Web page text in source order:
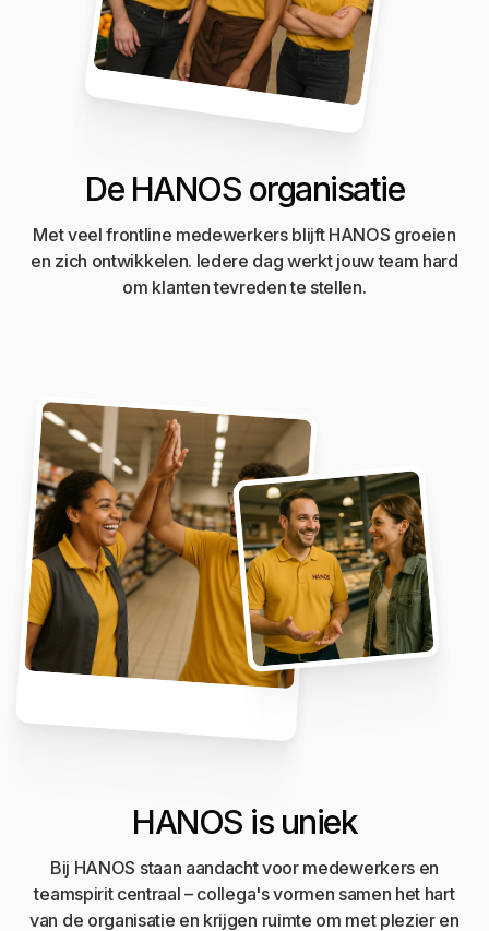
De HANOS organisatie
Met veel frontline medewerkers blijft HANOS groeien
en zich ontwikkelen. Iedere dag werkt jouw team hard
om klanten tevreden te stellen.
HANOS is uniek
Bij HANOS staan aandacht voor medewerkers en
teamspirit centraal – collega's vormen samen het hart
van de organisatie en krijgen ruimte om met plezier en